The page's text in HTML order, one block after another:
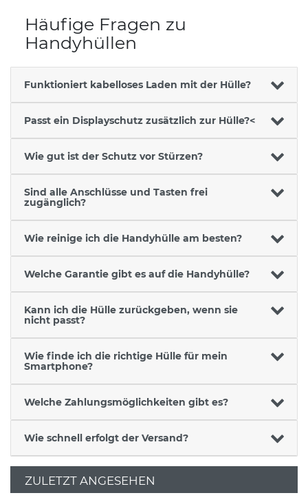
Häufige Fragen zu
Handyhüllen
Funktioniert kabelloses Laden mit der Hülle?
Passt ein Displayschutz zusätzlich zur Hülle?<
Wie gut ist der Schutz vor Stürzen?
Sind alle Anschlüsse und Tasten frei
zugänglich?
Wie reinige ich die Handyhülle am besten?
Welche Garantie gibt es auf die Handyhülle?
Kann ich die Hülle zurückgeben, wenn sie
nicht passt?
Wie finde ich die richtige Hülle für mein
Smartphone?
Welche Zahlungsmöglichkeiten gibt es?
Wie schnell erfolgt der Versand?
ZULETZT ANGESEHEN